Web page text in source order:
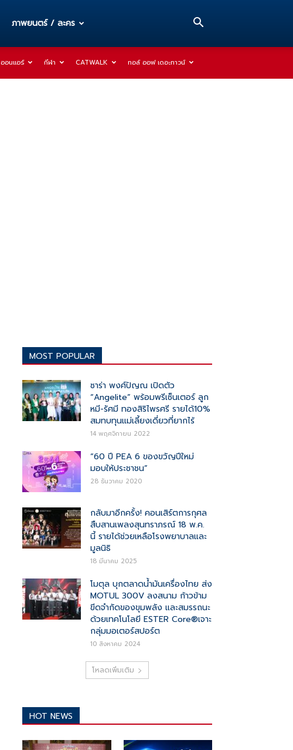
ภาพยนตร์ / ละคร
ออนแอร์ กีฬา CATWALK ทอล์ ออฟ เดอะทาวน์
MOST POPULAR
ซาร่า พงศ์ปัญณ เปิดตัว
“Angelite” พร้อมพรีเซ็นเตอร์ ลูก
หมี-รัศมี ทองสิริไพรศรี รายได้10%
สมทบทุนแม่เลี้ยงเดี่ยวที่ยากไร้
14 พฤศจิกายน 2022
“60 ปี PEA 6 ของขวัญปีใหม่
มอบให้ประชาชน”
28 ธันวาคม 2020
กลับมาอีกครั้ง! คอนเสิร์ตการกุศล
สืบสานเพลงสุนทราภรณ์ 18 พ.ค.
นี้ รายได้ช่วยเหลือโรงพยาบาลและ
มูลนิธิ
18 มีนาคม 2025
โมตุล บุกตลาดน้ำมันเครื่องไทย ส่ง
MOTUL 300V ลงสนาม ก้าวข้าม
ขีดจำกัดของขุมพลัง และสมรรถนะ
ด้วยเทคโนโลยี ESTER Core®เจาะ
กลุ่มมอเตอร์สปอร์ต
10 สิงหาคม 2024
โหลดเพิ่มเติม
HOT NEWS